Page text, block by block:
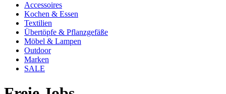
Accessoires
Kochen & Essen
Textilien
Übertöpfe & Pflanzgefäße
Möbel & Lampen
Outdoor
Marken
SALE